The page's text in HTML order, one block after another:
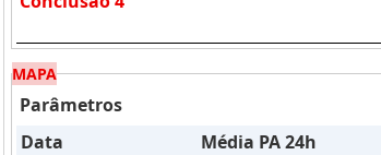
MAPA
Parâmetros
Data
Média PA 24h